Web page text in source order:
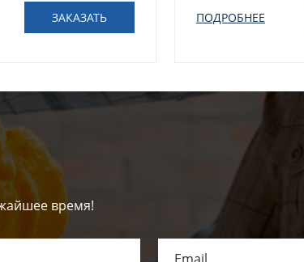
ЗАКАЗАТЬ ПОДРОБНЕЕ
время!